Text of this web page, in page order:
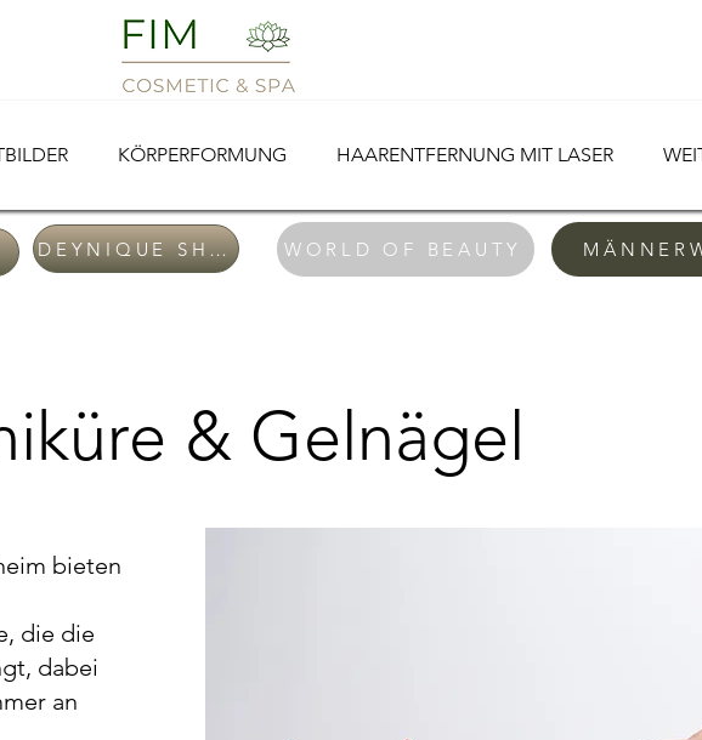
KÖRPERFORMUNG HAARENTFERNUNG MIT LASER
DEYNIQUE SHOP WORLD OF BEAUTY
& Gelnägel
bieten
die die
dabei
an